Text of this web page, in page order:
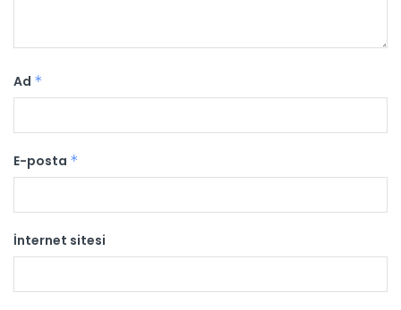
Ad *
E-posta *
İnternet sitesi